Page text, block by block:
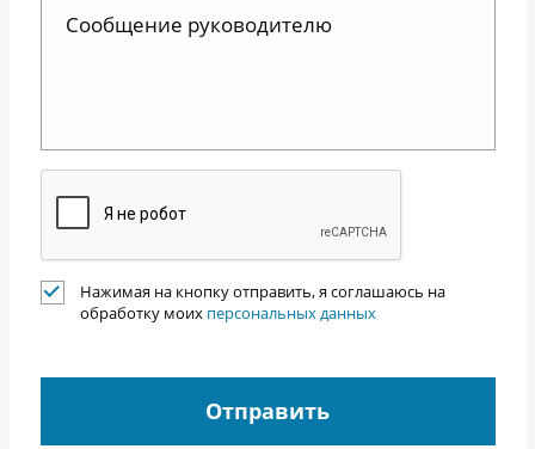
Нажимая на кнопку отправить, я соглашаюсь на
обработку моих персональных данных
Отправить